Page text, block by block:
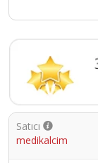
Satıcı
medikalcim